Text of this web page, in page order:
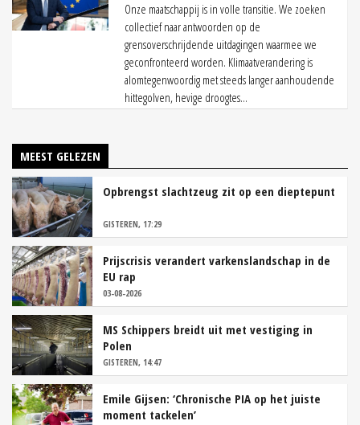
Onze maatschappij is in volle transitie. We zoeken
collectief naar antwoorden op de
grensoverschrijdende uitdagingen waarmee we
geconfronteerd worden. Klimaatverandering is
alomtegenwoordig met steeds langer aanhoudende
hittegolven, hevige droogtes...
MEEST GELEZEN
Opbrengst slachtzeug zit op een dieptepunt
GISTEREN, 17:29
Prijscrisis verandert varkenslandschap in de
EU rap
03-08-2026
MS Schippers breidt uit met vestiging in
Polen
GISTEREN, 14:47
Emile Gijsen: ‘Chronische PIA op het juiste
moment tackelen’